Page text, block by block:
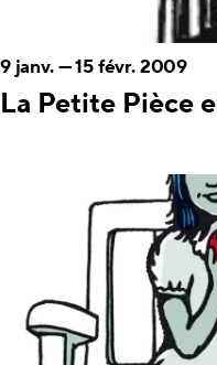
La Petite Pièce
9 janv.—15 févr. 2009